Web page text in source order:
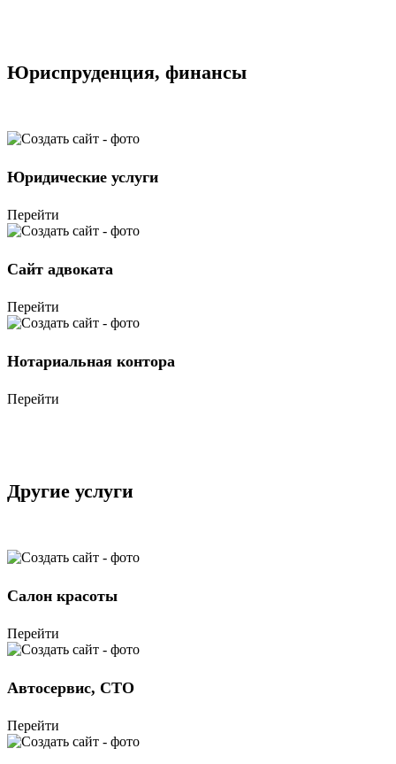
Юриспруденция, финансы
Юридические услуги
Перейти
Сайт адвоката
Перейти
Нотариальная контора
Перейти
Другие услуги
Салон красоты
Перейти
Автосервис, СТО
Перейти